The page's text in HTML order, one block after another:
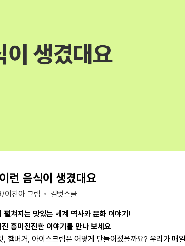
이 생겼대요
런 음식이 생겼대요
이진아 그림 길벗스쿨
펼쳐지는 맛있는 세계 역사와 문화 이야기!
흥미진진한 이야기를 만나 보세요
, 햄버거, 아이스크림은 어떻게 만들어졌을까요? 우리가 매일